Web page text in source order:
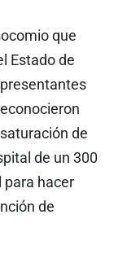
que
Estado de
de
de un 300
para hacer
de